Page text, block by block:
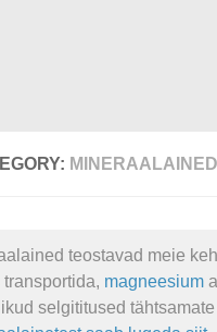
MINERAALAINED
teostavad meie
transportida, magneesium
selgititused